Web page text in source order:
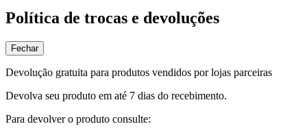
Política de trocas e devoluções
Fechar
Devolução gratuita para produtos vendidos por lojas parceiras
Devolva seu produto em até 7 dias do recebimento.
Para devolver o produto consulte: